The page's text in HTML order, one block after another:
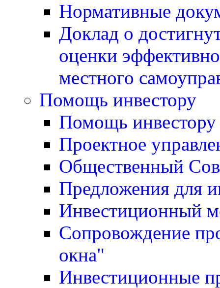
Нормативные
Доклад о
оценки
местного
Помощь инвестору
Помощь инвестору
Проектное
Общественный
Предложения для
Инвестиционный
Сопровождение
окна"
Инвестиционные